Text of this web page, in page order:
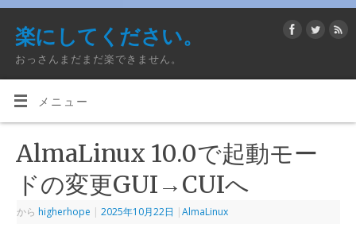
楽にしてください。
おっさんまだまだ楽できません。
メニュー
AlmaLinux 10.0で起動モー
ドの変更GUI→CUIへ
から higherhope | 2025年10月22日 |AlmaLinux